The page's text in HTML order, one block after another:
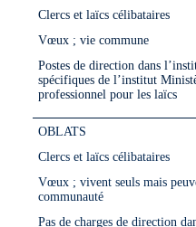
Clercs et laïcs célibataires
Vœux ; vie commune
Postes de direction dans
spécifiques de l’institut
professionnel pour les laïcs
OBLATS
Clercs et laïcs célibataires
Vœux ; vivent seuls mais
communauté
Pas de charges de direction